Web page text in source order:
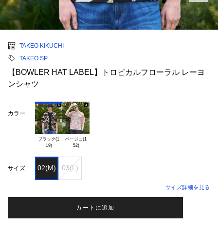
TAKEO KIKUCHI
TAKEO SP
【BOWLER HAT LABEL】トロピカルフローラル レーヨ
ンシャツ
カラー
ブラック(1
19)
ベージュ(1
52)
サイズ 02(M) 03(L)
サイズ詳細を見る
カートに追加